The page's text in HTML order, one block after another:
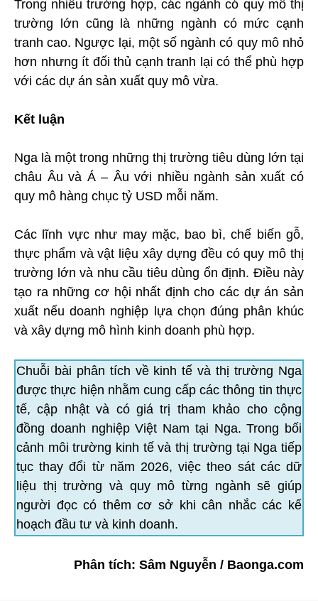
Trong nhiều trường hợp, các ngành có quy mô thị
trường lớn cũng là những ngành có mức cạnh
tranh cao. Ngược lại, một số ngành có quy mô nhỏ
hơn nhưng ít đối thủ cạnh tranh lại có thể phù hợp
với các dự án sản xuất quy mô vừa.
Kết luận
Nga là một trong những thị trường tiêu dùng lớn tại
châu Âu và Á – Âu với nhiều ngành sản xuất có
quy mô hàng chục tỷ USD mỗi năm.
Các lĩnh vực như may mặc, bao bì, chế biến gỗ,
thực phẩm và vật liệu xây dựng đều có quy mô thị
trường lớn và nhu cầu tiêu dùng ổn định. Điều này
tạo ra những cơ hội nhất định cho các dự án sản
xuất nếu doanh nghiệp lựa chọn đúng phân khúc
và xây dựng mô hình kinh doanh phù hợp.
Chuỗi bài phân tích về kinh tế và thị trường Nga
được thực hiện nhằm cung cấp các thông tin thực
tế, cập nhật và có giá trị tham khảo cho cộng
đồng doanh nghiệp Việt Nam tại Nga. Trong bối
cảnh môi trường kinh tế và thị trường tại Nga tiếp
tục thay đổi từ năm 2026, việc theo sát các dữ
liệu thị trường và quy mô từng ngành sẽ giúp
người đọc có thêm cơ sở khi cân nhắc các kế
hoạch đầu tư và kinh doanh.
Phân tích: Sâm Nguyễn / Baonga.com